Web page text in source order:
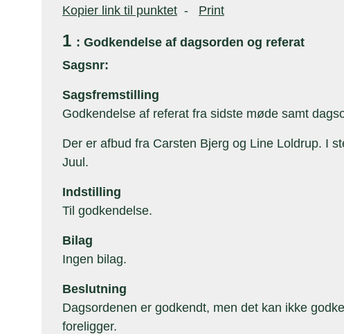
Kopier link til punktet - Print
1 : Godkendelse af dagsorden og referat
Sagsnr:
Sagsfremstilling
Godkendelse af referat fra sidste møde samt
Der er afbud fra Carsten Bjerg og Line Loldrup. I
Juul.
Indstilling
Til godkendelse.
Bilag
Ingen bilag.
Beslutning
Dagsordenen er godkendt, men det kan ikke
foreligger.